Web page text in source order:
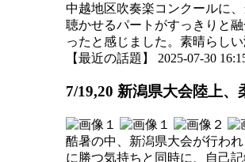
中越地区吹奏楽コンクールに
聴かせるパートがすっきりと
ったと感じました。素晴らし
【最近の話題】 2025-07-30
7/19,20 新潟県大会陸上、
酷暑の中、新潟県大会が行わ
に勝つ気持ちと同時に、自己